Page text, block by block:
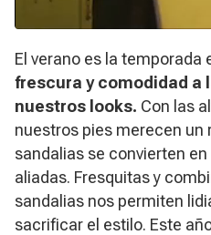
El verano es la temporada
frescura y comodidad a
nuestros looks. Con las
nuestros pies merecen un
sandalias se convierten
aliadas. Fresquitas y
sandalias nos permiten
sacrificar el estilo. Este